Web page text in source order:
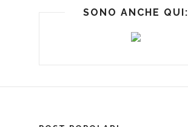
SONO ANCHE QUI: